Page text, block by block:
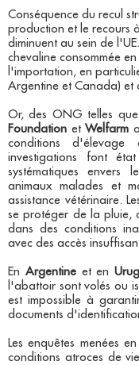
Conséquence du recul
production et le recours
diminuent au sein de
chevaline consommée
l'importation, en
Argentine et Canada) et
Or, des ONG telles que
Foundation etWelfarm
conditions
investigations font
systématiques envers
animaux malades et
assistance vétérinaire.
se protéger de la pluie,
dans des conditions
avec des accès
En Argentine et en
l'abattoir sont volés ou
est impossible à
documents
Les enquêtes menées en
conditions atroces de